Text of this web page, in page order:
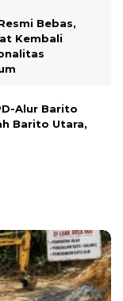
Bebas,
Kembali
Alur Barito
Barito Utara,